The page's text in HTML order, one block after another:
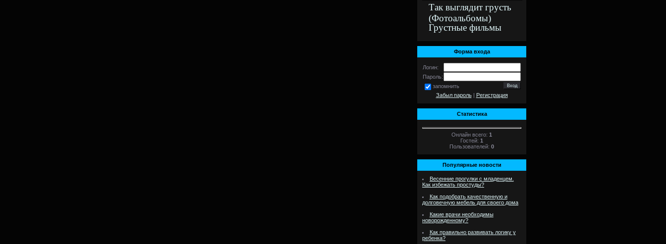
Так выглядит грусть
(Фотоальбомы)
Грустные фильмы
Форма входа
Логин:
Пароль:
запомнить
Забыл пароль| Регистрация
Статистика
Онлайн всего: 1
Гостей: 1
Пользователей: 0
Популярные новости
Весенние прогулки с младенцем.
Как избежать простуды?
Как подобрать качественную и
долговечную мебель для своего дома
Какие врачи необходимы
новорожденному?
Как правильно развивать логику у
ребенка?